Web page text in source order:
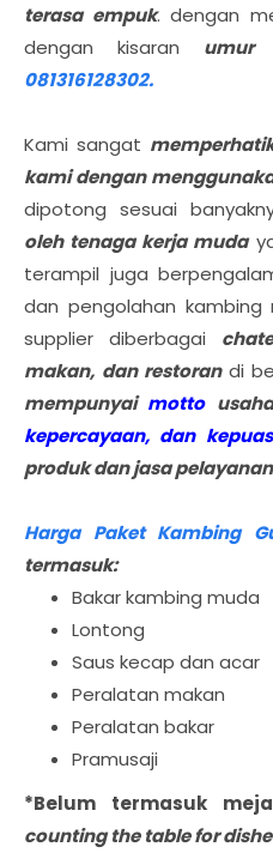
terasa empuk. dengan
dengan kisaran umur
081316128302.
Kami sangat
kami dengan
dipotong sesuai
oleh tenaga kerja muda
terampil juga
dan pengolahan
supplier diberbagai
makan, dan restoran di
mempunyaimotto
kepercayaan, dan
produk dan jasa
Harga Paket Kambing
termasuk:
Bakar kambing muda
Lontong
Saus kecap dan acar
Peralatan makan
Peralatan bakar
Pramusaji
*Belum termasuk
counting the table for